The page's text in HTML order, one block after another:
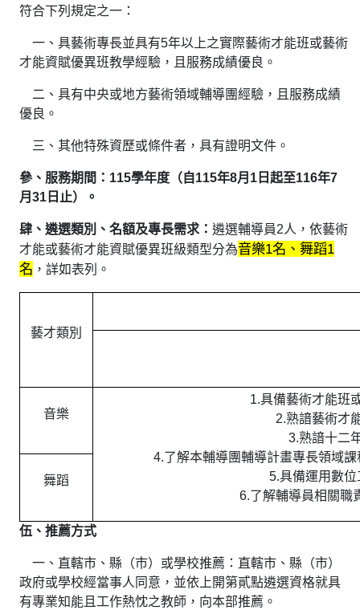
符合下列規定之一：
一、具藝術專長並具有5年以上之實際藝術才能班或藝術
才能資賦優異班教學經驗，且服務成績優良。
二、具有中央或地方藝術領域輔導團經驗，且服務成績
優良。
三、其他特殊資歷或條件者，具有證明文件。
參、服務期間： 115學年度（自115年8月 1 日起至116年7
月 31 日止）。
肆、遴選類別、名額及專長需求： 遴選輔導員2人，依藝術
才能或藝術才能資賦優異班級類型分為音樂1名、舞蹈1
名 ，詳如表列。
藝才類別
音樂
1.具備藝術才能班
2.熟諳藝術才
3.熟諳十二
4.了解本輔導團輔導計畫專長領域
5.具備運用數
6.了解輔導員相關職
舞蹈
伍、推薦方式
一、直轄市、縣（市）或學校推薦：直轄市、縣（市）
政府或學校經當事人同意，並依上開第貳點遴選資格就具
有專業知能且工作熱忱之教師，向本部推薦。